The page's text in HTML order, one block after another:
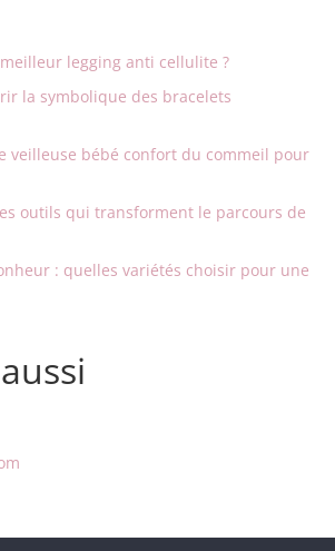
legging anti cellulite ?
la symbolique des bracelets
veilleuse bébé confort du commeil pour
outils qui transforment le parcours de
: quelles variétés choisir pour une